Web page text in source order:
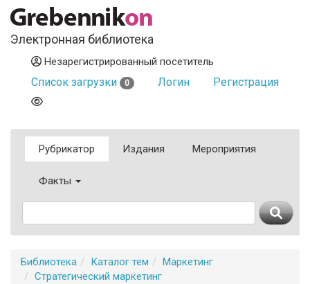
Электронная библиотека
Незарегистрированный посетитель
Список загрузки 0 Логин Регистрация
Рубрикатор Издания Мероприятия
Факты
Библиотека Каталог тем
Маркетинг
Стратегический маркетинг